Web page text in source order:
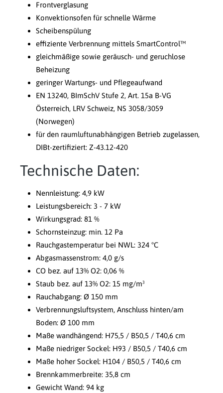
Frontverglasung
Konvektionsofen für schnelle Wärme
Scheibenspülung
effiziente Verbrennung mittels SmartControl™
gleichmäßige sowie geräusch- und geruchlose
Beheizung
geringer Wartungs- und Pflegeaufwand
EN 13240, BImSchV Stufe 2, Art. 15a B-VG
Österreich, LRV Schweiz, NS 3058/3059
(Norwegen)
für den raumluftunabhängigen Betrieb zugelassen,
DIBt-zertifiziert: Z-43.12-420
Technische Daten:
Nennleistung: 4,9 kW
Leistungsbereich: 3 - 7 kW
Wirkungsgrad: 81 %
Schornsteinzug: min. 12 Pa
Rauchgastemperatur bei NWL: 324 °C
Abgasmassenstrom: 4,0 g/s
CO bez. auf 13% O2: 0,06 %
Staub bez. auf 13% O2: 15 mg/m³
Rauchabgang: Ø 150 mm
Verbrennungsluftsystem, Anschluss hinten/am
Boden: Ø 100 mm
Maße wandhängend: H75,5 / B50,5 / T40,6 cm
Maße niedriger Sockel: H93 / B50,5 / T40,6 cm
Maße hoher Sockel: H104 / B50,5 / T40,6 cm
Brennkammerbreite: 35,8 cm
Gewicht Wand: 94 kg